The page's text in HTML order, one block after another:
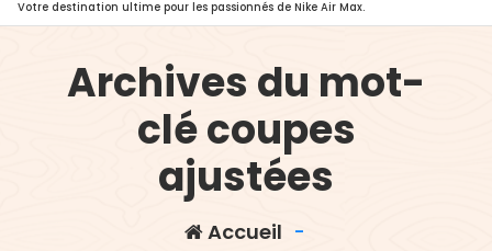
Votre destination ultime pour les passionnés de Nike Air Max.
Archives du mot-
clé coupes
ajustées
Accueil -
col rond classique
respirant,coupes ajustées